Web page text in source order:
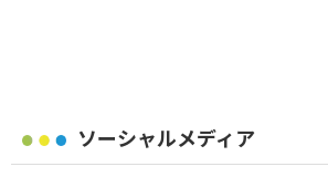
ソーシャルメディア